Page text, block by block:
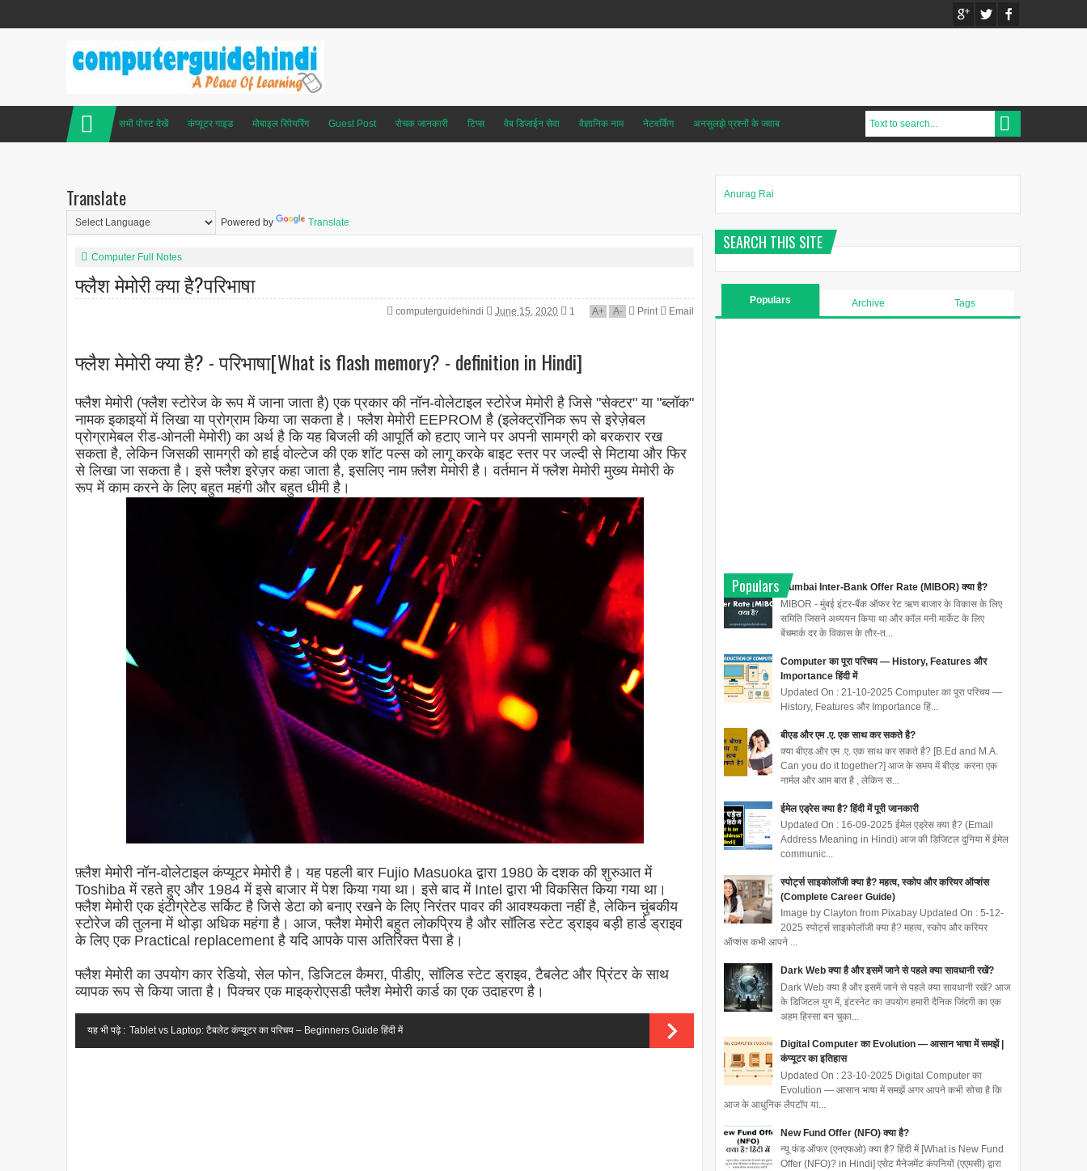
सभी पोस्ट देखें कंप्यूटर गाइड मोबाइल रिपेयरिंग Guest Post रोचक जानकारी टिप्स वेब डिजाईन सेवा वैज्ञानिक नाम नेटवर्किंग अनसुलझे प्रश्नों के जवाब
Translate
Powered by Translate
Computer Full Notes
फ्लैश मेमोरी क्या है?परिभाषा
computerguidehindi June 15, 2020 1 A+ A- Print Email
फ्लैश मेमोरी क्या है? - परिभाषा[What is flash memory? - definition in Hindi]
फ्लैश मेमोरी (फ्लैश स्टोरेज के रूप में जाना जाता है) एक प्रकार की नॉन-वोलेटाइल स्टोरेज मेमोरी है जिसे "सेक्टर" या "ब्लॉक"
नामक इकाइयों में लिखा या प्रोग्राम किया जा सकता है। फ्लैश मेमोरी EEPROM है (इलेक्ट्रॉनिक रूप से इरेज़ेबल
प्रोग्रामेबल रीड-ओनली मेमोरी) का अर्थ है कि यह बिजली की आपूर्ति को हटाए जाने पर अपनी सामग्री को बरकरार रख
सकता है, लेकिन जिसकी सामग्री को हाई वोल्टेज की एक शॉट पल्स को लागू करके बाइट स्तर पर जल्दी से मिटाया और फिर
से लिखा जा सकता है। इसे फ्लैश इरेज़र कहा जाता है, इसलिए नाम फ़्लैश मेमोरी है। वर्तमान में फ्लैश मेमोरी मुख्य मेमोरी के
रूप में काम करने के लिए बहुत महंगी और बहुत धीमी है।
फ़्लैश मेमोरी नॉन-वोलेटाइल कंप्यूटर मेमोरी है। यह पहली बार Fujio Masuoka द्वारा 1980 के दशक की शुरुआत में
Toshiba में रहते हुए और 1984 में इसे बाजार में पेश किया गया था। इसे बाद में Intel द्वारा भी विकसित किया गया था।
फ्लैश मेमोरी एक इंटीग्रेटेड सर्किट है जिसे डेटा को बनाए रखने के लिए निरंतर पावर की आवश्यकता नहीं है, लेकिन चुंबकीय
स्टोरेज की तुलना में थोड़ा अधिक महंगा है। आज, फ्लैश मेमोरी बहुत लोकप्रिय है और सॉलिड स्टेट ड्राइव बड़ी हार्ड ड्राइव
के लिए एक Practical replacement है यदि आपके पास अतिरिक्त पैसा है।
फ्लैश मेमोरी का उपयोग कार रेडियो, सेल फोन, डिजिटल कैमरा, पीडीए, सॉलिड स्टेट ड्राइव, टैबलेट और प्रिंटर के साथ
व्यापक रूप से किया जाता है। पिक्चर एक माइक्रोएसडी फ्लैश मेमोरी कार्ड का एक उदाहरण है।
यह भी पढ़े : Tablet vs Laptop: टैबलेट कंप्यूटर का परिचय – Beginners Guide हिंदी में
Anurag Rai
SEARCH THIS SITE
Populars Archive Tags
Populars
Mumbai Inter-Bank Offer Rate (MIBOR) क्या है?
MIBOR - मुंबई इंटर-बैंक ऑफर रेट ऋण बाजार के विकास के लिए
समिति जिसने अध्ययन किया था और कॉल मनी मार्केट के लिए
बेंचमार्क दर के विकास के तौर-त...
Computer का पूरा परिचय — History, Features और
Importance हिंदी में
Updated On : 21-10-2025 Computer का पूरा परिचय —
History, Features और Importance हिं...
बीएड और एम .ए. एक साथ कर सकते है?
क्या बीएड और एम .ए. एक साथ कर सकते है? [B.Ed and M.A.
Can you do it together?] आज के समय में बीएड करना एक
नार्मल और आम बात है , लेकिन स...
ईमेल एड्रेस क्या है? हिंदी में पूरी जानकारी
Updated On : 16-09-2025 ईमेल एड्रेस क्या है? (Email
Address Meaning in Hindi) आज की डिजिटल दुनिया में ईमेल
communic...
स्पोर्ट्स साइकोलॉजी क्या है? महत्व, स्कोप और करियर ऑप्शंस
(Complete Career Guide)
Image by Clayton from Pixabay Updated On : 5-12-
2025 स्पोर्ट्स साइकोलॉजी क्या है? महत्व, स्कोप और करियर
ऑप्शंस कभी आपने ...
Dark Web क्या है और इसमें जाने से पहले क्या सावधानी रखें?
Dark Web क्या है और इसमें जाने से पहले क्या सावधानी रखें? आज
के डिजिटल युग में, इंटरनेट का उपयोग हमारी दैनिक जिंदगी का एक
अहम हिस्सा बन चुका...
Digital Computer का Evolution — आसान भाषा में समझें |
कंप्यूटर का इतिहास
Updated On : 23-10-2025 Digital Computer का
Evolution — आसान भाषा में समझें अगर आपने कभी सोचा है कि
आज के आधुनिक लैपटॉप या...
New Fund Offer (NFO) क्या है?
न्यू फंड ऑफर (एनएफओ) क्या है? हिंदी में [What is New Fund
Offer (NFO)? in Hindi] एसेट मैनेजमेंट कंपनियों (एएमसी) द्वारा